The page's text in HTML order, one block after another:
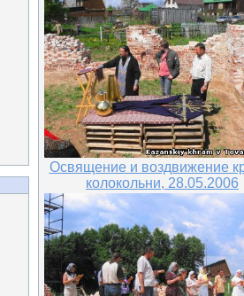
Освящение и воздвижение
колокольни, 28.05.2006